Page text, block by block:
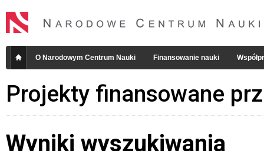
O Narodowym Centrum Nauki Finansowanie nauki
Projekty finansowane
Wyniki wyszukiwania